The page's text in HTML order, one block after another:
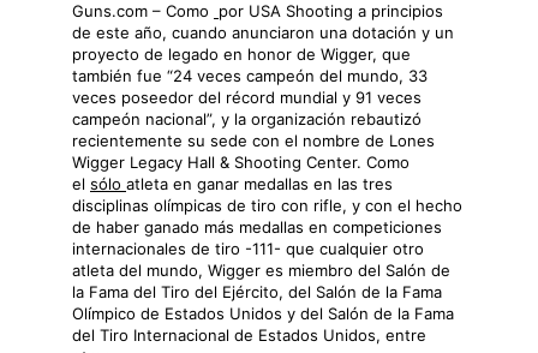
Guns.com – Como
por USA Shooting a principios
de este año, cuando anunciaron una dotación y un
proyecto de legado en honor de Wigger, que
también fue “24 veces campeón del mundo, 33
veces poseedor del récord mundial y 91 veces
campeón nacional”, y la organización rebautizó
recientemente su sede con el nombre de Lones
Wigger Legacy Hall & Shooting Center. Como
el sólo atleta en ganar medallas en las tres
disciplinas olímpicas de tiro con rifle, y con el hecho
de haber ganado más medallas en competiciones
internacionales de tiro -111- que cualquier otro
atleta del mundo, Wigger es miembro del Salón de
la Fama del Tiro del Ejército, del Salón de la Fama
Olímpico de Estados Unidos y del Salón de la Fama
del Tiro Internacional de Estados Unidos, entre